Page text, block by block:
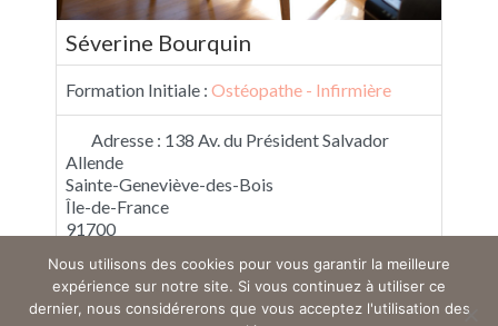
Séverine Bourquin
Formation Initiale : Ostéopathe - Infirmière
Adresse : 138 Av. du Président Salvador
Allende
Sainte-Geneviève-des-Bois
Île-de-France
91700
Nous utilisons des cookies pour vous garantir la meilleure
expérience sur notre site. Si vous continuez à utiliser ce
dernier, nous considérerons que vous acceptez l'utilisation des